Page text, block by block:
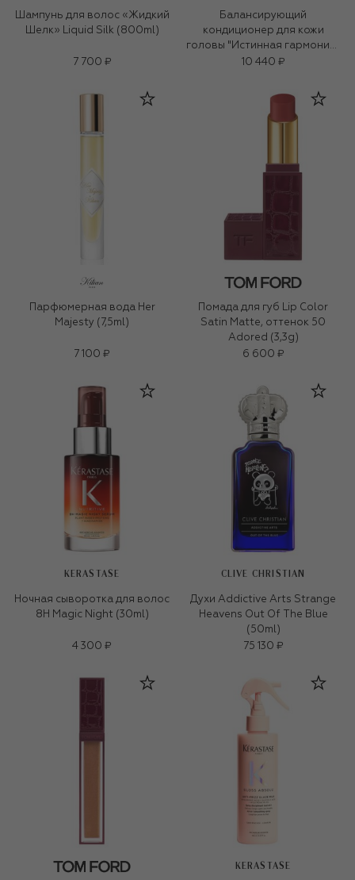
Шампунь для волос «Жидкий
Шелк» Liquid Silk (800ml)
7 700 ₽
Балансирующий
кондиционер для кожи
головы "Истинная гармония"
(200ml)
10 440 ₽
Парфюмерная вода Her
Majesty (7,5ml)
7 100 ₽
Помада для губ Lip Color
Satin Matte, оттенок 50
Adored (3,3g)
6 600 ₽
KERASTASE
Ночная cыворотка для волос
8H Magic Night (30ml)
4 300 ₽
CLIVE CHRISTIAN
Духи Addictive Arts Strange
Heavens Out Of The Blue
(50ml)
75 130 ₽
KERASTASE